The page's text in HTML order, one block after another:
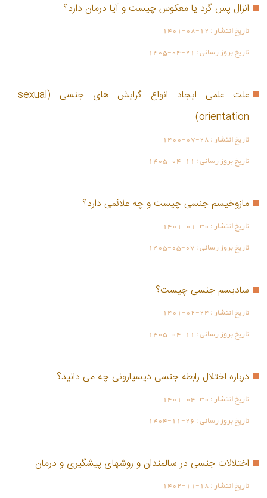
انزال پس گرد یا معکوس چیست و آیا درمان دارد؟
تاریخ انتشار :1401-08-12
تاریخ بروز رسانی : 1405-04-21
علت علمی ایجاد انواع گرایش های جنسی (sexual
orientation)
تاریخ انتشار :1400-07-28
تاریخ بروز رسانی : 1405-04-11
مازوخیسم جنسی چیست و چه علائمی دارد؟
تاریخ انتشار :1401-01-30
تاریخ بروز رسانی :1405-05-07
سادیسم جنسی چیست؟
تاریخ انتشار :1401-02-24
تاریخ بروز رسانی : 1405-04-11
درباره اختلال رابطه جنسی دیسپارونی چه می دانید؟
تاریخ انتشار :1401-04-30
تاریخ بروز رسانی :1404-11-26
اختلالات جنسی در سالمندان و روشهای پیشگیری و درمان
تاریخ انتشار :1402-11-18